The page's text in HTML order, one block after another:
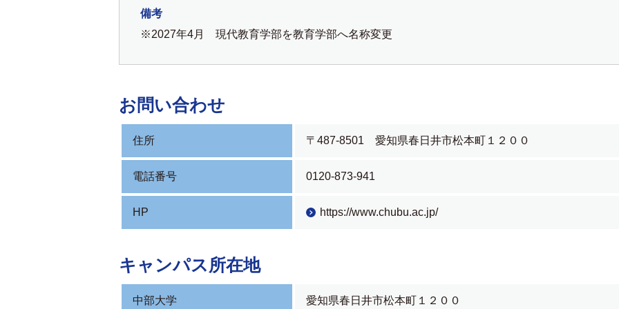
備考
※2027年4月 現代教育学部を教育学部へ名称変更
お問い合わせ
住所 〒487-8501 愛知県春日井市松本町１２００
電話番号 0120-873-941
HP https://www.chubu.ac.jp/
キャンパス所在地
中部大学 愛知県春日井市松本町１２００